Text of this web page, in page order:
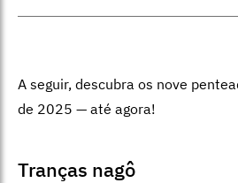
A seguir, descubra os nove
de 2025 — até agora!
Tranças nagô